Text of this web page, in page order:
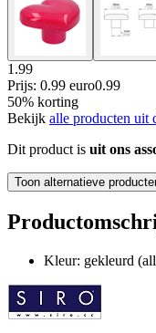
1.99
Prijs: 0.99 euro0.99
50% korting
Bekijk alle producten uit
Dit product is uit ons
Toon alternatieve
Kleur: gekleurd